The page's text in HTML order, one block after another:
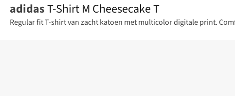
adidasT-Shirt M Cheesecake T
Regular fit T-shirt van zacht katoen met multicolor digitale print.